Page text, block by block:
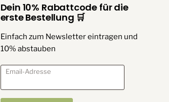
Dein 10% Rabattcode für die
erste Bestellung 🛒
Einfach zum Newsletter eintragen und
10% abstauben
Email-Adresse